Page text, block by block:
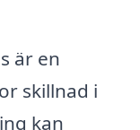
är en
skillnad i
kan